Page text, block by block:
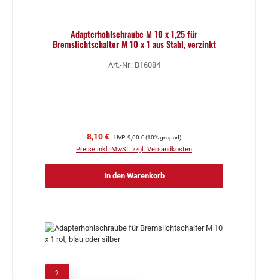
Adapterhohlschraube M 10 x 1,25 für
Bremslichtschalter M 10 x 1 aus Stahl, verzinkt
Art.-Nr.: B16084
Verkaufspreis:
8,10 € Regulärer Preis:
UVP:9,00 €(10% gespart)
Preise inkl. MwSt. zzgl. Versandkosten
In den Warenkorb